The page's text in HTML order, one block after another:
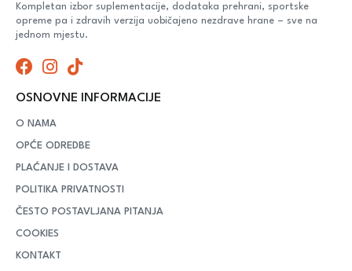
Kompletan izbor suplementacije, dodataka prehrani, sportske
opreme pa i zdravih verzija uobičajeno nezdrave hrane – sve na
jednom mjestu.
OSNOVNE INFORMACIJE
O NAMA
OPĆE ODREDBE
PLAĆANJE I DOSTAVA
POLITIKA PRIVATNOSTI
ČESTO POSTAVLJANA PITANJA
COOKIES
KONTAKT